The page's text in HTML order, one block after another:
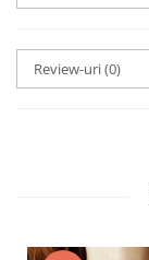
Review-uri(0)